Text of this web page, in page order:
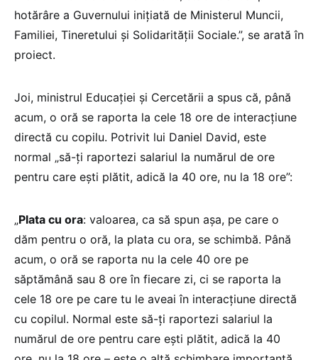
hotărâre a Guvernului inițiată de Ministerul Muncii,
Familiei, Tineretului și Solidarității Sociale.”, se arată în
proiect.
Joi, ministrul Educației și Cercetării a spus că, până
acum, o oră se raporta la cele 18 ore de interacțiune
directă cu copilu. Potrivit lui Daniel David, este
normal „să-ți raportezi salariul la numărul de ore
pentru care ești plătit, adică la 40 ore, nu la 18 ore”:
„Plata cu ora: valoarea, ca să spun așa, pe care o
dăm pentru o oră, la plata cu ora, se schimbă. Până
acum, o oră se raporta nu la cele 40 ore pe
săptămână sau 8 ore în fiecare zi, ci se raporta la
cele 18 ore pe care tu le aveai în interacțiune directă
cu copilul. Normal este să-ți raportezi salariul la
numărul de ore pentru care ești plătit, adică la 40